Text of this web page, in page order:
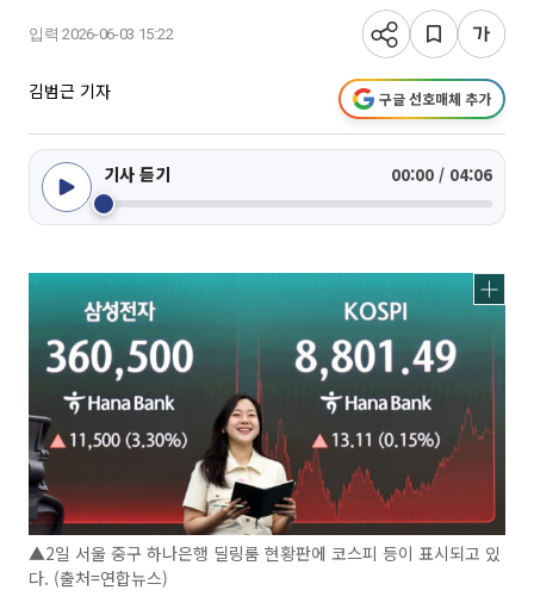
입력 2026-06-03 15:22
김범근 기자 구글 선호매체 추가
기사 듣기 00:00 / 04:06
▲2일 서울 중구 하나은행 딜링룸 현황판에 코스피 등이 표시되고 있
다. (출처=연합뉴스)